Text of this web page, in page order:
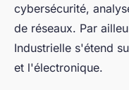
cybersécurité,
de réseaux. Par
Industrielle s'étend
et l'électronique.